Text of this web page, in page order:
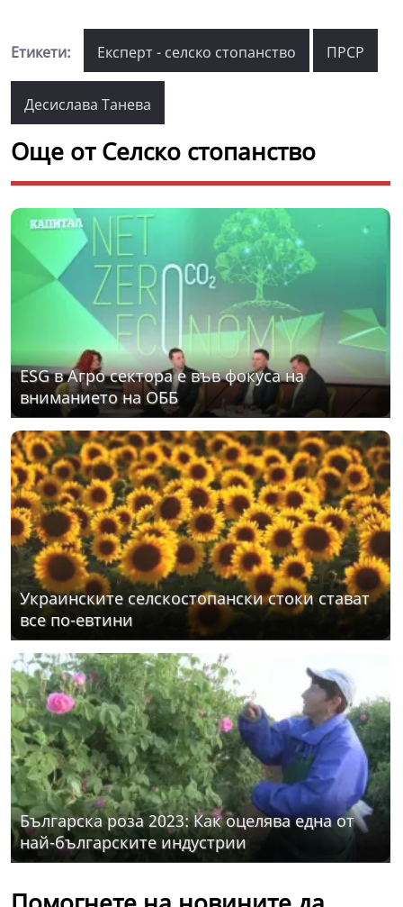
Етикети: Експерт - селско стопанство ПРСР
Десислава Танева
Още от Селско стопанство
ЕSG в Агро сектора е във фокуса на
вниманието на ОББ
Украинските селскостопански стоки стават
все по-евтини
Българска роза 2023: Как оцелява една от
най-българските индустрии